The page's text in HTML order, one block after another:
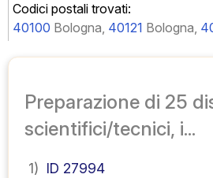
Codici postali trovati:
40100 Bologna, 40121 Bologna,
Preparazione di 25
scientifici/tecnici, i...
1) ID 27994